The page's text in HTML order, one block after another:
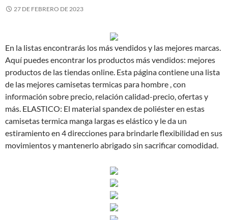
27 DE FEBRERO DE 2023
En la listas encontrarás los más vendidos y las mejores marcas.
Aquí puedes encontrar los productos más vendidos: mejores
productos de las tiendas online. Esta página contiene una lista
de las mejores camisetas termicas para hombre , con
información sobre precio, relación calidad-precio, ofertas y
más. ELASTICO: El material spandex de poliéster en estas
camisetas termica manga largas es elástico y le da un
estiramiento en 4 direcciones para brindarle flexibilidad en sus
movimientos y mantenerlo abrigado sin sacrificar comodidad.